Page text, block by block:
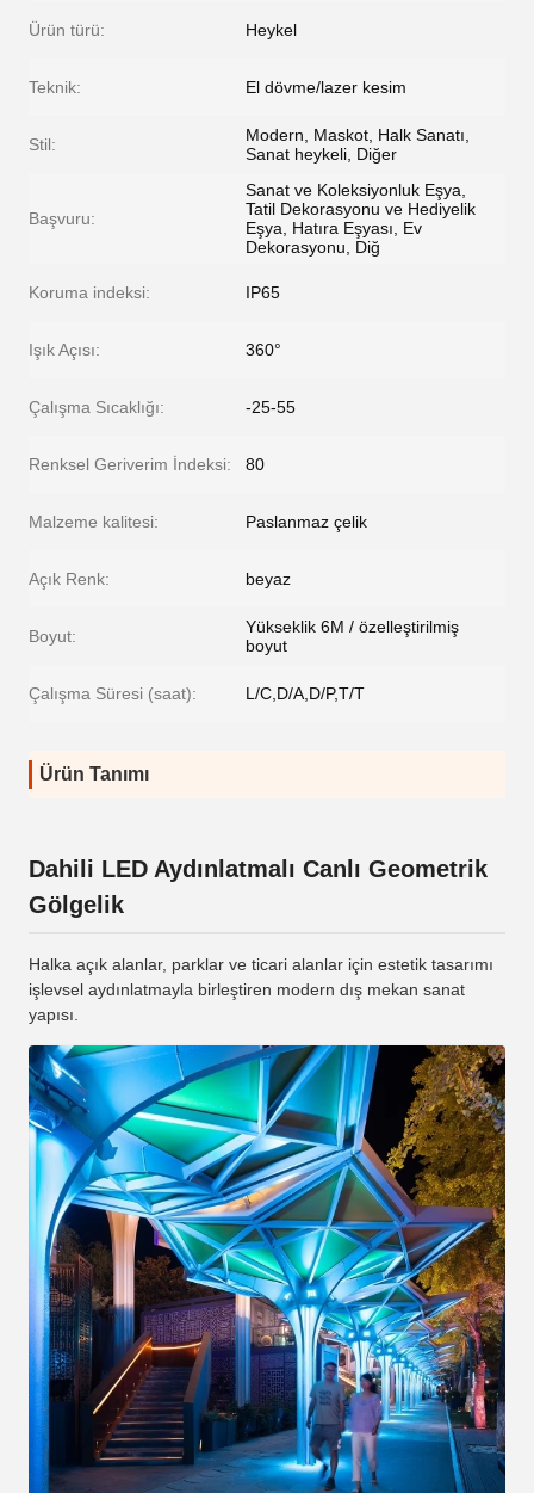
Ürün türü: Heykel
Teknik: El dövme/lazer kesim
Stil:
Modern, Maskot, Halk Sanatı,
Sanat heykeli, Diğer
Başvuru:
Sanat ve Koleksiyonluk Eşya,
Tatil Dekorasyonu ve Hediyelik
Eşya, Hatıra Eşyası, Ev
Dekorasyonu, Diğ
Koruma indeksi: IP65
Işık Açısı: 360°
Çalışma Sıcaklığı: -25-55
Renksel Geriverim İndeksi: 80
Malzeme kalitesi: Paslanmaz çelik
Açık Renk: beyaz
Boyut:
Yükseklik 6M / özelleştirilmiş
boyut
Çalışma Süresi (saat): L/C,D/A,D/P,T/T
Ürün Tanımı
Dahili LED Aydınlatmalı Canlı Geometrik
Gölgelik
Halka açık alanlar, parklar ve ticari alanlar için estetik tasarımı
işlevsel aydınlatmayla birleştiren modern dış mekan sanat
yapısı.